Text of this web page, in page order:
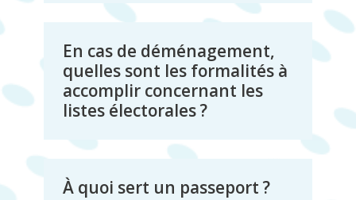
En cas de déménagement,
quelles sont les formalités à
accomplir concernant les
listes électorales ?
À quoi sert un passeport ?